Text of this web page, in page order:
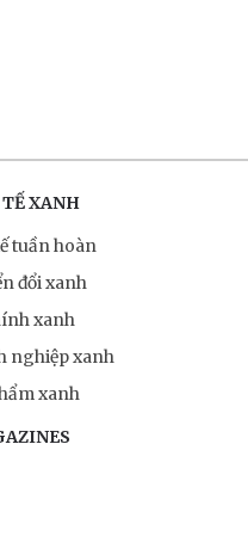
XANH
tuần hoàn
đổi xanh
xanh
nghiệp xanh
xanh